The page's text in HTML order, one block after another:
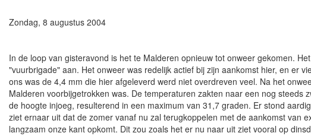
Zondag, 8 augustus 2004
In de loop van gisteravond is het te Malderen opnieuw tot onweer gekomen.
"vuurbrigade" aan. Het onweer was redelijk actief bij zijn aankomst hier, en er
ons was de 4,4 mm die hier afgeleverd werd niet overdreven veel. Na het
Malderen voorbijgetrokken was. De temperaturen zakten naar een nog
de hoogte injoeg, resulterend in een maximum van 31,7 graden. Er stond
ziet ernaar uit dat de zomer vanaf nu zal terugkoppelen met de aankomst van
langzaam onze kant opkomt. Dit zou zoals het er nu naar uit ziet vooral op